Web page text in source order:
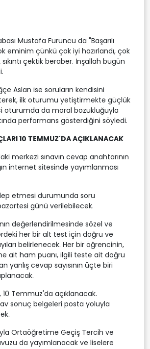
Mustafa Furuncu da "Başarılı
eminim çünkü çok iyi hazırlandı, çok
sıkıntı çektik beraber. İnşallah bugün
Aslan ise soruların kendisini
ilk oturumu yetiştirmekte güçlük
oturumda da moral bozukluğuyla
performans gösterdiğini söyledi.
10 TEMMUZ'DA AÇIKLANACAK
merkezi sınavın cevap anahtarının
internet sitesinde yayımlanması
etmesi durumunda soru
günü verilebilecek.
değerlendirilmesinde sözel ve
her bir alt test için doğru ve
belirlenecek. Her bir öğrencinin,
ait ham puanı, ilgili teste ait doğru
yanlış cevap sayısının üçte biri
10 Temmuz'da açıklanacak.
sonuç belgeleri posta yoluyla
Ortaöğretime Geçiş Tercih ve
da yayımlanacak ve liselere